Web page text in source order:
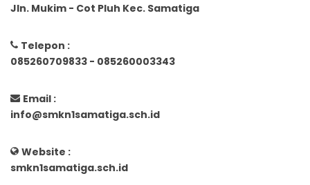
Jln. Mukim - Cot Pluh Kec. Samatiga
Telepon :
085260709833 - 085260003343
Email :
info@smkn1samatiga.sch.id
Website :
smkn1samatiga.sch.id